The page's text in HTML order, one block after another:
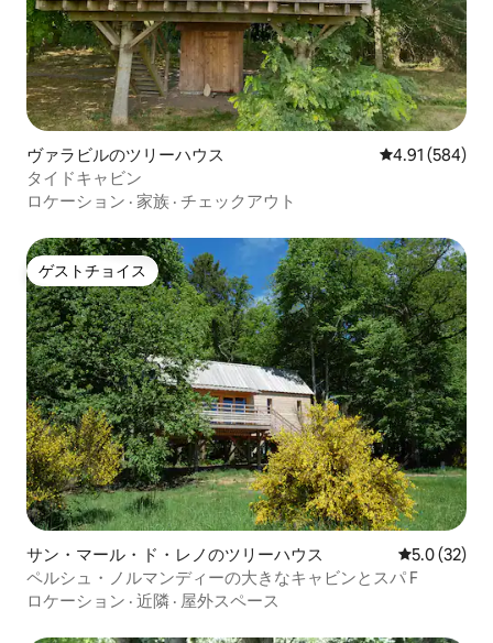
ヴァラビルのツリーハウス レビュー584
4.91 (584)
タイドキャビン
ロケーション · 家族 · チェックアウト
ゲストチョイス
ゲストチョイス
サン・マール・ド・レノのツリーハウス レビュー32
5.0 (32)
ペルシュ・ノルマンディーの大きなキャビンとスパ F
ロケーション · 近隣 · 屋外スペース